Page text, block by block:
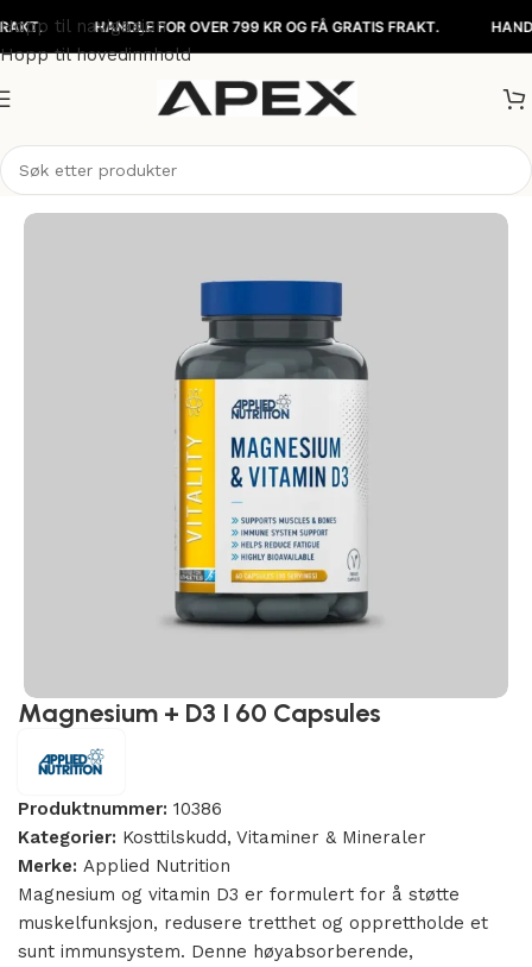
HANDLE FOR OVER 799 KR OG FÅ GRATIS FRAKT. HANDLE
Hopp til navigasjon
Hopp til hovedinnhold
Kosttilskudd
Magnesium + D3 I 60 Capsules
Produktnummer: 10386
Kategorier: Kosttilskudd, Vitaminer & Mineraler
Merke: Applied Nutrition
Magnesium og vitamin D3 er formulert for å støtte
muskelfunksjon, redusere tretthet og opprettholde et
sunt immunsystem. Denne høyabsorberende,